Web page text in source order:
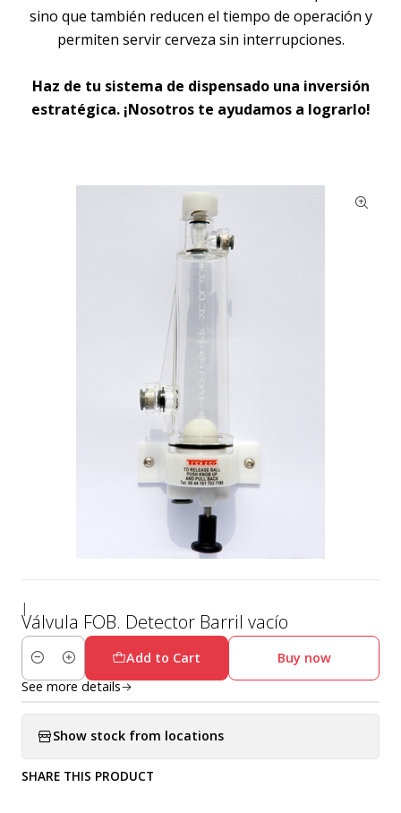
sino que también reducen el tiempo de operación y
permiten servir cerveza sin interrupciones.
Haz de tu sistema de dispensado una inversión
estratégica. ¡Nosotros te ayudamos a lograrlo!
|
Válvula FOB. Detector Barril vacío
Quantity
Add to Cart
Buy now
See more details
Show stock from locations
SHARE THIS PRODUCT